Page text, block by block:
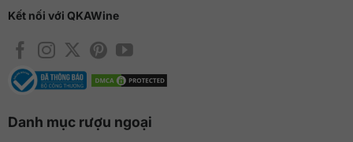
Kết nối với QKAWine
Danh mục rượu ngoại